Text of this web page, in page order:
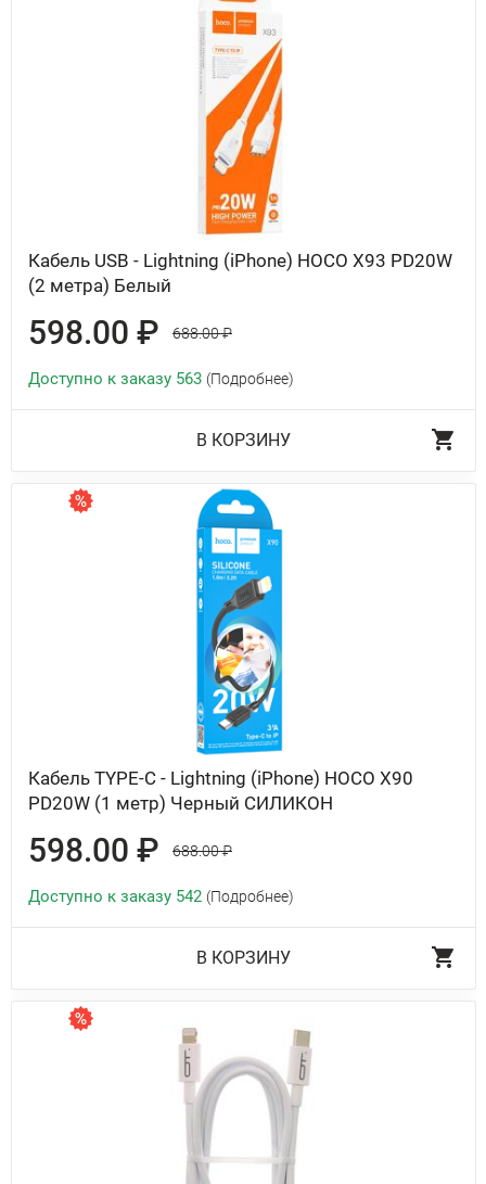
Кабель USB - Lightning (iPhone) HOCO X93 PD20W
(2 метра) Белый
598.00 ₽ 688.00 ₽
Доступно к заказу 563 (Подробнее)
В КОРЗИНУ
Кабель TYPE-C - Lightning (iPhone) HOCO X90
PD20W (1 метр) Черный СИЛИКОН
598.00 ₽ 688.00 ₽
Доступно к заказу 542 (Подробнее)
В КОРЗИНУ